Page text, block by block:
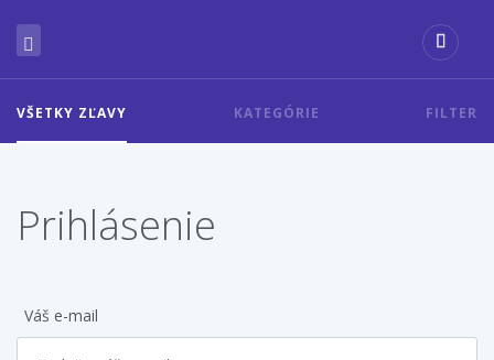
VŠETKY ZĽAVY KATEGÓRIE FILTER
Prihlásenie
Váš e-mail